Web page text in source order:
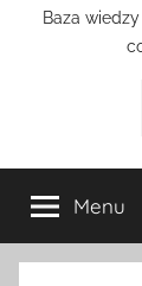
Baza
Menu